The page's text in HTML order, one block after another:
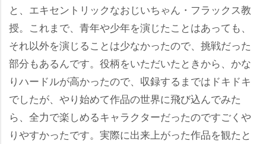
と、エキセントリックなおじいちゃん・フラックス教
授。これまで、青年や少年を演じたことはあっても、
それ以外を演じることは少なかったので、挑戦だった
部分もあるんです。役柄をいただいたときから、かな
りハードルが高かったので、収録するまではドキドキ
でしたが、やり始めて作品の世界に飛び込んでみた
ら、全力で楽しめるキャラクターだったのですごく
りやすかったです。実際に出来上がった作品を観たと